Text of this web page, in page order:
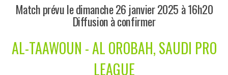
Match prévu le dimanche 26 janvier 2025 à 16h20
Diffusion à confirmer
AL-TAAWOUN - AL OROBAH, SAUDI PRO
LEAGUE